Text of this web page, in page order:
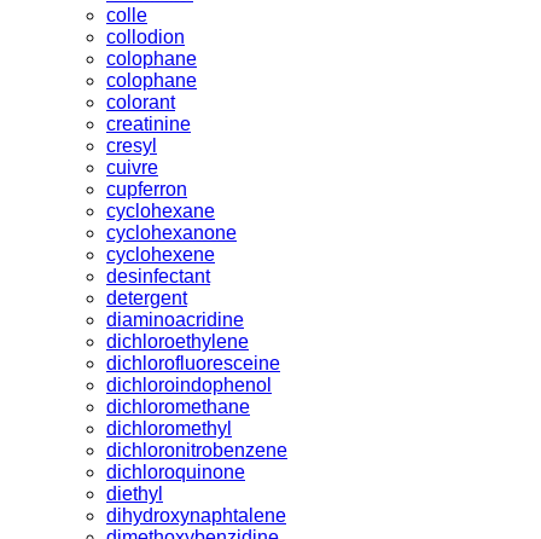
colle
collodion
colophane
colophane
colorant
creatinine
cresyl
cuivre
cupferron
cyclohexane
cyclohexanone
cyclohexene
desinfectant
detergent
diaminoacridine
dichloroethylene
dichlorofluoresceine
dichloroindophenol
dichloromethane
dichloromethyl
dichloronitrobenzene
dichloroquinone
diethyl
dihydroxynaphtalene